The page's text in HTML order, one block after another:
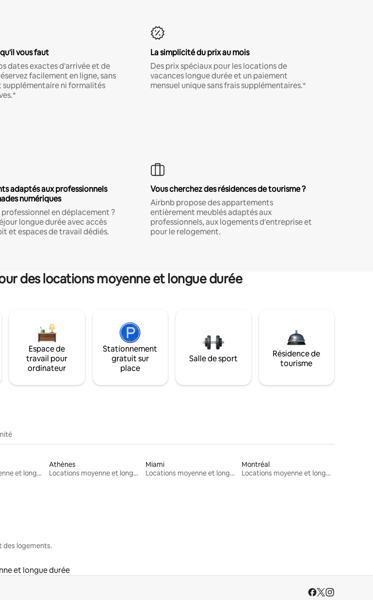
vous faut
dates exactes d'arrivée et de
facilement en ligne, sans
supplémentaire ni formalités
La simplicité du prix au mois
Des prix spéciaux pour les locations de
vacances longue durée et un paiement
mensuel unique sans frais supplémentaires.*
adaptés aux professionnels
numériques
professionnel en déplacement ?
longue durée avec accès
et espaces de travail dédiés.
Vous cherchez des résidences de tourisme ?
Airbnb propose des appartements
entièrement meublés adaptés aux
professionnels, aux logements d'entreprise et
pour le relogement.
des locations moyenne et longue durée
Espace de
travail pour
ordinateur
Stationnement
gratuit sur
place
Salle de sport
Résidence de
tourisme
Locations moyenne et longue durée
Athènes
Locations moyenne et longue durée
Miami
Locations moyenne et longue durée
Montréal
Locations moyenne et longue durée
des logements.
et longue durée